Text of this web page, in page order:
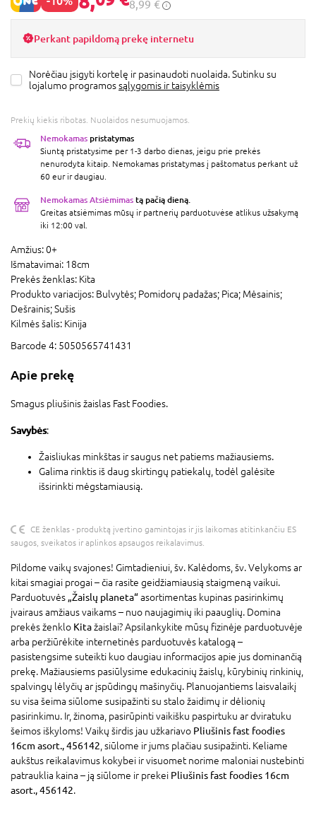
8,99 €
Perkant papildomą prekę internetu
Norėčiau įsigyti kortelę ir pasinaudoti nuolaida. Sutinku su
lojalumo programossąlygomis ir taisyklėmis
Prekių kiekis ribotas. Nuolaidos nesumuojamos.
Nemokamas pristatymas
Siuntą pristatysime per 1-3 darbo dienas, jeigu prie prekės
nenurodyta kitaip. Nemokamas pristatymas į paštomatus perkant už
60 eur ir daugiau.
Nemokamas Atsiėmimas tą pačią dieną.
Greitas atsiėmimas mūsų ir partnerių parduotuvėse atlikus užsakymą
iki 12:00 val.
Amžius:0+
Išmatavimai: 18cm
Prekės ženklas: Kita
Produkto variacijos: Bulvytės; Pomidorų padažas; Pica; Mėsainis;
Dešrainis; Sušis
Kilmės šalis: Kinija
Barcode 4: 5050565741431
Apie prekę
Smagus pliušinis žaislas Fast Foodies.
Savybės:
Žaisliukas minkštas ir saugus net patiems mažiausiems.
Galima rinktis iš daug skirtingų patiekalų, todėl galėsite
išsirinkti mėgstamiausią.
CE ženklas - produktą įvertino gamintojas ir jis laikomas atitinkančiu ES
saugos, sveikatos ir aplinkos apsaugos reikalavimus.
Pildome vaikų svajones! Gimtadieniui, šv. Kalėdoms, šv. Velykoms ar
kitai smagiai progai – čia rasite geidžiamiausią staigmeną vaikui.
Parduotuvės „Žaislų planeta“asortimentas kupinas pasirinkimų
įvairaus amžiaus vaikams – nuo naujagimių iki paauglių. Domina
prekės ženklo Kitažaislai? Apsilankykite mūsų fizinėje parduotuvėje
arba peržiūrėkite internetinės parduotuvės katalogą –
pasistengsime suteikti kuo daugiau informacijos apie jus dominančią
prekę. Mažiausiems pasiūlysime edukacinių žaislų, kūrybinių rinkinių,
spalvingų lėlyčių ar įspūdingų mašinyčių. Planuojantiems laisvalaikį
su visa šeima siūlome susipažinti su stalo žaidimų ir dėlionių
pasirinkimu. Ir, žinoma, pasirūpinti vaikišku paspirtuku ar dviratuku
šeimos iškyloms! Vaikų širdis jau užkariavo Pliušinis fast foodies
16cm asort., 456142 , siūlome ir jums plačiau susipažinti. Keliame
aukštus reikalavimus kokybei ir visuomet norime maloniai nustebinti
patrauklia kaina – ją siūlome ir prekei Pliušinis fast foodies 16cm
asort., 456142.